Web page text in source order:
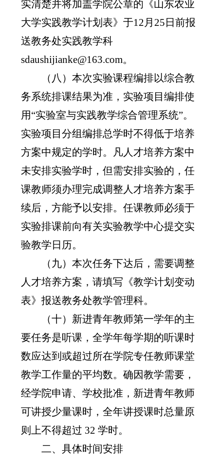
实清楚并将加盖学院公章的《山东农业
大学实践教学计划表》于12月 25 日前报
送教务处实践教学科
sdaushijianke@163.com。
（八）本次实验课程编排以综合教
务系统排课结果为准，实验项目编排使
用“实验室与实践教学综合管理系统”。
实验项目分组编排总学时不得低于培养
方案中规定的学时。凡人才培养方案中
未安排实验学时，但需安排实验的，任
课教师须办理完成调整人才培养方案手
续后，方能予以安排。任课教师必须于
实验排课前向有关实验教学中心提交实
验教学日历。
（九）本次任务下达后，需要调整
人才培养方案，请填写《教学计划变动
表》报送教务处教学管理科。
（十）新进青年教师第一学年的主
要任务是听课，全学年每学期的听课时
数应达到或超过所在学院专任教师课堂
教学工作量的平均数。确因教学需要，
经学院申请、学校批准，新进青年教师
可讲授少量课时，全年讲授课时总量原
则上不得超过 32 学时。
二、具体时间安排